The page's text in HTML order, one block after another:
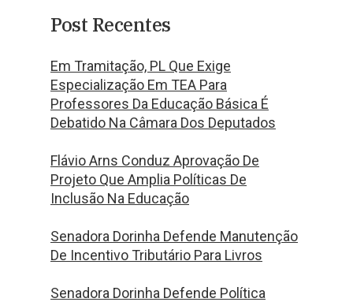
Post Recentes
Em Tramitação, PL Que Exige
Especialização Em TEA Para
Professores Da Educação Básica É
Debatido Na Câmara Dos Deputados
Flávio Arns Conduz Aprovação De
Projeto Que Amplia Políticas De
Inclusão Na Educação
Senadora Dorinha Defende Manutenção
De Incentivo Tributário Para Livros
Senadora Dorinha Defende Política